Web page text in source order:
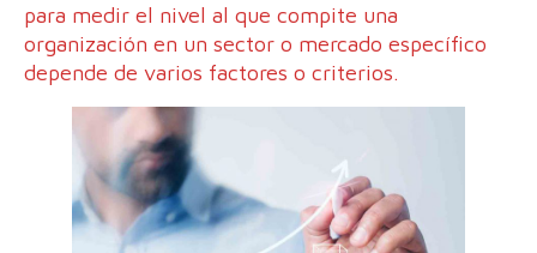
para medir el nivel al que compite una
organización en un sector o mercado específico
depende de varios factores o criterios.